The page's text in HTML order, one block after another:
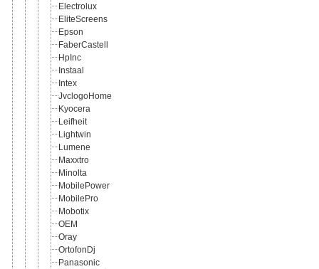
Electrolux
EliteScreens
Epson
FaberCastell
HpInc
Instaal
Intex
JvclogoHome
Kyocera
Leifheit
Lightwin
Lumene
Maxxtro
Minolta
MobilePower
MobilePro
Mobotix
OEM
Oray
OrtofonDj
Panasonic